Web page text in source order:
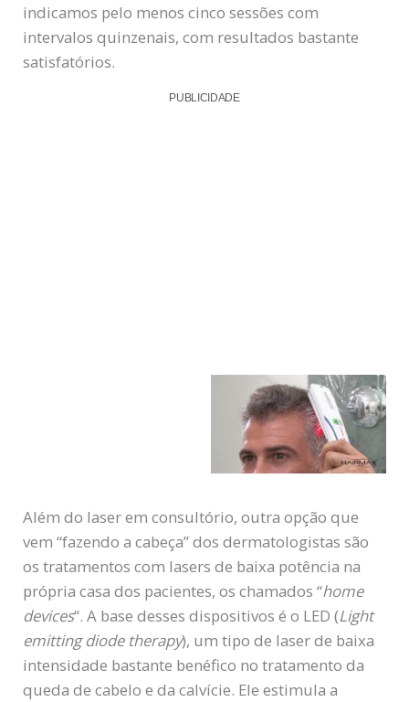
indicamos pelo menos cinco sessões com
intervalos quinzenais, com resultados bastante
satisfatórios.
PUBLICIDADE
Além do laser em consultório, outra opção que
vem “fazendo a cabeça” dos dermatologistas são
os tratamentos com lasers de baixa potência na
própria casa dos pacientes, os chamados “home
devices“. A base desses dispositivos é o LED (Light
emitting diode therapy), um tipo de laser de baixa
intensidade bastante benéfico no tratamento da
queda de cabelo e da calvície. Ele estimula a